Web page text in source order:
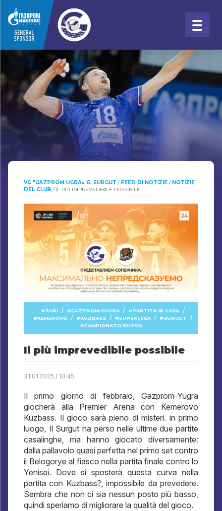
VC "GAZPROM UGRA» G. SURGUT / FEED DI NOTIZIE / NOTIZIE
DEL CLUB / IL PIÙ IMPREVEDIBILE POSSIBILE
PARI / GAZPROM-YUGRA / PARTITA IN CASA /
KEMEROVO / KUZBASS / SUPERLEGA / SURGUT /
CAMPIONATO RUSSO
Il più imprevedibile possibile
31.01.2025 / 10:45
Il primo giorno di febbraio, Gazprom-Yugra
giocherà alla Premier Arena con Kemerovo
Kuzbass. Il gioco sarà pieno di misteri. in primo
luogo, Il Surgut ha perso nelle ultime due partite
casalinghe, ma hanno giocato diversamente:
dalla pallavolo quasi perfetta nel primo set contro
il Belogorye al fiasco nella partita finale contro lo
Yenisei. Dove si sposterà questa curva nella
partita con Kuzbass?, impossibile da prevedere.
Sembra che non ci sia nessun posto più basso,
quindi speriamo di migliorare la qualità del gioco.